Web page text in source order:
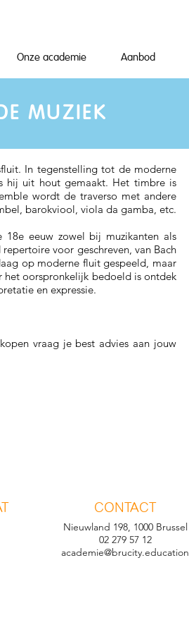
Onze academie Aanbod
MUZIEK
In tegenstelling tot de moderne
hij uit hout gemaakt. Het timbre is
wordt de traverso met andere
barokviool, viola da gamba, etc.
eeuw zowel bij muzikanten als
voor geschreven, van Bach
op moderne fluit gespeeld, maar
oorspronkelijk bedoeld is ontdek
en expressie.
vraag je best advies aan jouw
CONTACT
Nieuwland 198, 1000 Brussel
02 279 57 12
academie@brucity.education